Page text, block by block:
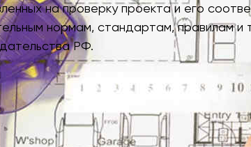
на проверку проекта и его
нормам, стандартам, правилам и
РФ.